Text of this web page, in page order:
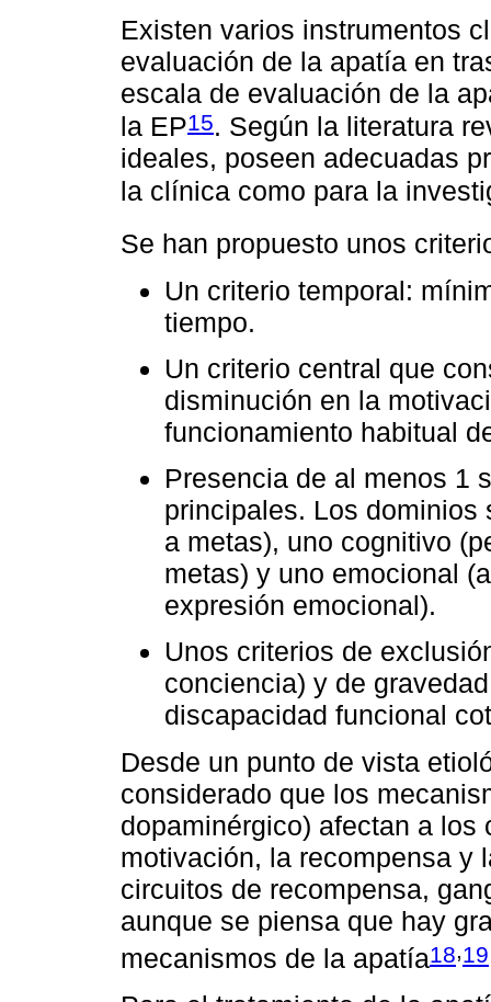
Existen varios instrumentos
evaluación de la apatía en
escala de evaluación de la
la EP15. Según la literatura
ideales, poseen adecuadas
la clínica como para la
Se han propuesto unos
Un criterio temporal:
tiempo.
Un criterio central que
disminución en la
funcionamiento habitual
Presencia de al menos 1
principales. Los dominios
a metas), uno cognitivo
metas) y uno emocional
expresión emocional).
Unos criterios de
conciencia) y de
discapacidad funcional
Desde un punto de vista
considerado que los
dopaminérgico) afectan a
motivación, la recompensa y
circuitos de recompensa,
aunque se piensa que hay
mecanismos de la apatía18,19